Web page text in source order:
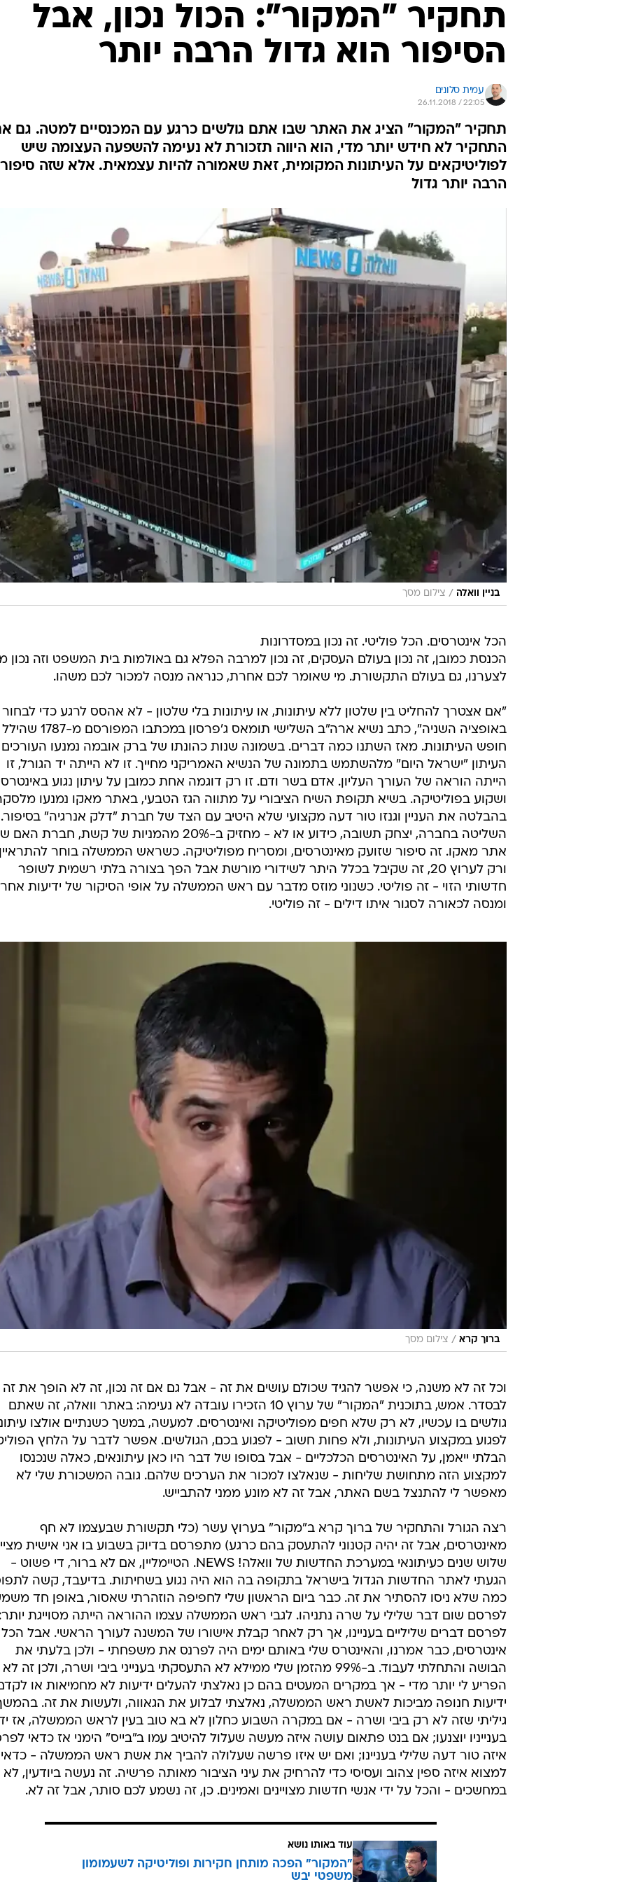
תחקיר "המקור": הכול נכון, אבל
הסיפור הוא גדול הרבה יותר
עמית סלונים
26.11.2018 / 22:05
תחקיר "המקור" הציג את האתר שבו אתם גולשים כרגע עם המכנסיים למטה. גם
התחקיר לא חידש יותר מדי, הוא היווה תזכורת לא נעימה להשפעה העצומה שיש
לפוליטיקאים על העיתונות המקומית, זאת שאמורה להיות עצמאית. אלא שזה סיפור
הרבה יותר גדול
בניין וואלה / צילום מסך
הכל אינטרסים. הכל פוליטי. זה נכון במסדרונות
הכנסת כמובן, זה נכון בעולם העסקים, זה נכון למרבה הפלא גם באולמות בית המשפט וזה נכון
לצערנו, גם בעולם התקשורת. מי שאומר לכם אחרת, כנראה מנסה למכור לכם משהו.
"אם אצטרך להחליט בין שלטון ללא עיתונות, או עיתונות בלי שלטון - לא אהסס לרגע כדי לבחור
באופציה השניה", כתב נשיא ארה"ב השלישי תומאס
חופש העיתונות. מאז השתנו כמה דברים. בשמונה שנות כהונתו של ברק אובמה נמנעו
העיתון "ישראל היום" מלהשתמש בתמונה של הנשיא האמריקני מחייך. זו לא הייתה יד הגורל, זו
הייתה הוראה של העורך העליון. אדם בשר ודם. זו רק דוגמה אחת כמובן על עיתון נגוע
ושקוע בפוליטיקה. בשיא תקופת השיח הציבורי על מתווה הגז הטבעי, באתר מאקו נמנעו
בהבלטה את העניין וגנזו טור דעה מקצועי שלא היטיב עם הצד של חברת "דלק אנרגיה"
השליטה בחברה, יצחק תשובה, כידוע או לא - מחזיק ב-20% מהמניות של קשת, חברת
אתר מאקו. זה סיפור שזועק מאינטרסים, ומסריח מפוליטיקה. כשראש הממשלה בוחר
ורק לערוץ 20, זה שקיבל בכלל היתר לשידורי מורשת אבל הפך בצורה בלתי רשמית לשופר
חדשותי הזוי - זה פוליטי. כשנוני מוזס מדבר עם ראש הממשלה על אופי הסיקור של ידיעות
ומנסה לכאורה לסגור איתו דילים - זה פוליטי.
ברוך קרא / צילום מסך
וכל זה לא משנה, כי אפשר להגיד שכולם עושים את זה - אבל גם אם זה נכון, זה לא הופך את זה
לבסדר. אמש, בתוכנית "המקור" של ערוץ 10 הזכירו עובדה לא נעימה: באתר וואלה, זה שאתם
גולשים בו עכשיו, לא רק שלא חפים מפוליטיקה ואינטרסים. למעשה, במשך כשנתיים אולצו
לפגוע במקצוע העיתונות, ולא פחות חשוב - לפגוע בכם, הגולשים. אפשר לדבר על הלחץ
הבלתי ייאמן, על האינטרסים הכלכליים - אבל בסופו של דבר היו כאן עיתונאים, כאלה שנכנסו
למקצוע הזה מתחושת שליחות - שנאלצו למכור את הערכים שלהם. גובה המשכורת שלי לא
מאפשר לי להתנצל בשם האתר, אבל זה לא מונע ממני להתבייש.
רצה הגורל והתחקיר של ברוך קרא ב"מקור" בערוץ עשר (כלי תקשורת שבעצמו לא חף
מאינטרסים, אבל זה יהיה קטנוני להתעסק בהם כרגע) מתפרסם בדיוק בשבוע בו אני אישית
שלוש שנים כעיתונאי במערכת החדשות של וואלה! NEWS. הטיימליין, אם לא ברור, די פשוט -
הגעתי לאתר החדשות הגדול בישראל בתקופה בה הוא היה נגוע בשחיתות. בדיעבד, קשה
כמה שלא ניסו להסתיר את זה. כבר ביום הראשון שלי לחפיפה הוזהרתי שאסור, באופן חד
לפרסם שום דבר שלילי על שרה נתניהו. לגבי ראש הממשלה עצמו ההוראה הייתה מסוייגת יותר:
לפרסם דברים שליליים בעניינו, אך רק לאחר קבלת אישורו של המשנה לעורך הראשי. אבל הכל
אינטרסים, כבר אמרנו, והאינטרס שלי באותם ימים היה לפרנס את משפחתי - ולכן בלעתי את
הבושה והתחלתי לעבוד. ב-99% מהזמן שלי ממילא לא התעסקתי בענייני ביבי ושרה, ולכן זה לא
הפריע לי יותר מדי - אך במקרים המעטים בהם כן נאלצתי להעלים ידיעות לא מחמיאות או
ידיעות חנופה מביכות לאשת ראש הממשלה, נאלצתי לבלוע את הגאווה, ולעשות את זה.
גיליתי שזה לא רק ביבי ושרה - אם במקרה השבוע כחלון לא בא טוב בעין לראש הממשלה, אז
בענייניו יוצנעו; אם בנט פתאום עושה איזה מעשה שעלול להיטיב עמו ב"בייס" הימני אז כדאי
איזה טור דעה שלילי בעניינו; ואם יש איזו פרשה שעלולה להביך את אשת ראש הממשלה - כדאי
למצוא איזה ספין צהוב ועסיסי כדי להרחיק את עיני הציבור מאותה פרשיה. זה נעשה ביודעין, לא
במחשכים - והכל על ידי אנשי חדשות מצויינים ואמינים. כן, זה נשמע לכם סותר, אבל זה לא.
עוד באותו נושא
"המקור" הפכה מותחן חקירות ופוליטיקה לשעמומון
משפטי יבש